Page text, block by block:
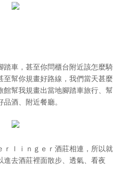
車，甚至你問櫃台附近該怎麼騎
至幫你規畫好路線，我們當天甚麼
館幫我規畫出當地腳踏車旅行、幫
酒、附近餐廳。
ｌｉｎｇｅｒ酒莊相連，所以就
進去酒莊裡面散步、透氣、看夜